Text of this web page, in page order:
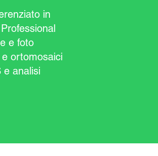
in
e foto
ortomosaici
e analisi